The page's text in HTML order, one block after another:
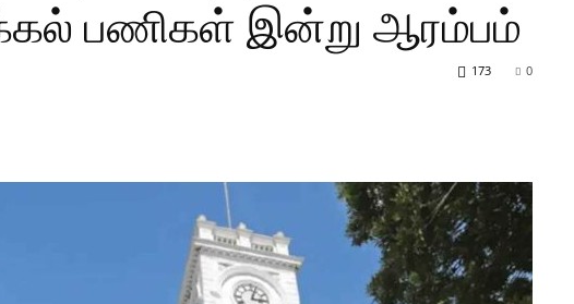
பணிகள் இன்று ஆரம்பம்
0
173